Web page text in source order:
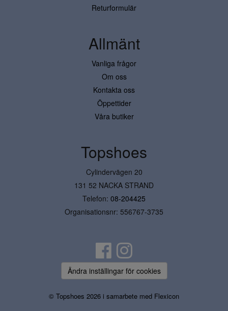
Returformulär
Allmänt
Vanliga frågor
Om oss
Kontakta oss
Öppettider
Våra butiker
Topshoes
Cylindervägen 20
131 52 NACKA STRAND
Telefon: 08-204425
Organisationsnr: 556767-3735
Ändra inställingar för cookies
© Topshoes 2026 i samarbete med Flexicon